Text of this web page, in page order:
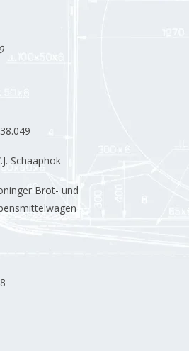
Schaaphok
Brot- und